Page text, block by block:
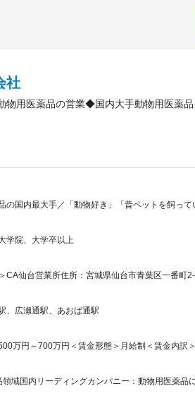
社
物用医薬品の営業◆国内大手動物用医薬
品の国内最大手／「動物好き」「昔ペットを飼
学院、大学卒以上
CA仙台営業所住所：宮城県仙台市青葉区一番町
、広瀬通駅、あおば通駅
万円～700万円＜賃金形態＞月給制＜賃金内訳
域国内リーディングカンパニー：動物用医薬品